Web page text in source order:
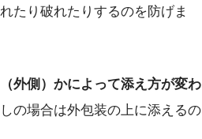
たり破れたりするのを防げま
外側）かによって添え方が変わ
の場合は外包装の上に添えるの